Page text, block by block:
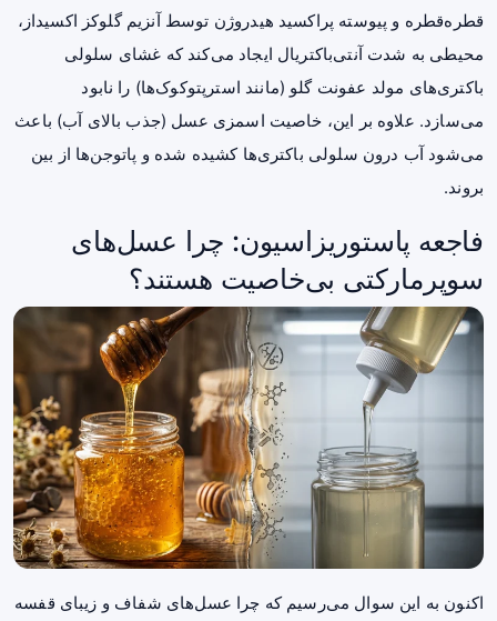
قطره‌قطره و پیوسته پراکسید هیدروژن توسط آنزیم گلوکز اکسیداز،
محیطی به شدت آنتی‌باکتریال ایجاد می‌کند که غشای سلولی
باکتری‌های مولد عفونت گلو (مانند استرپتوکوک‌ها) را نابود
می‌سازد. علاوه بر این، خاصیت اسمزی عسل (جذب بالای آب) باعث
می‌شود آب درون سلولی باکتری‌ها کشیده شده و پاتوجن‌ها از بین
بروند.
فاجعه پاستوریزاسیون: چرا عسل‌های
سوپرمارکتی بی‌خاصیت هستند؟
اکنون به این سوال می‌رسیم که چرا عسل‌های شفاف و زیبای قفسه